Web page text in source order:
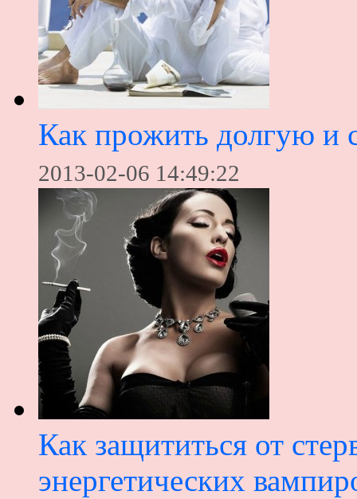
Как прожить долгую и
2013-02-06 14:49:22
Как защититься от
энергетических